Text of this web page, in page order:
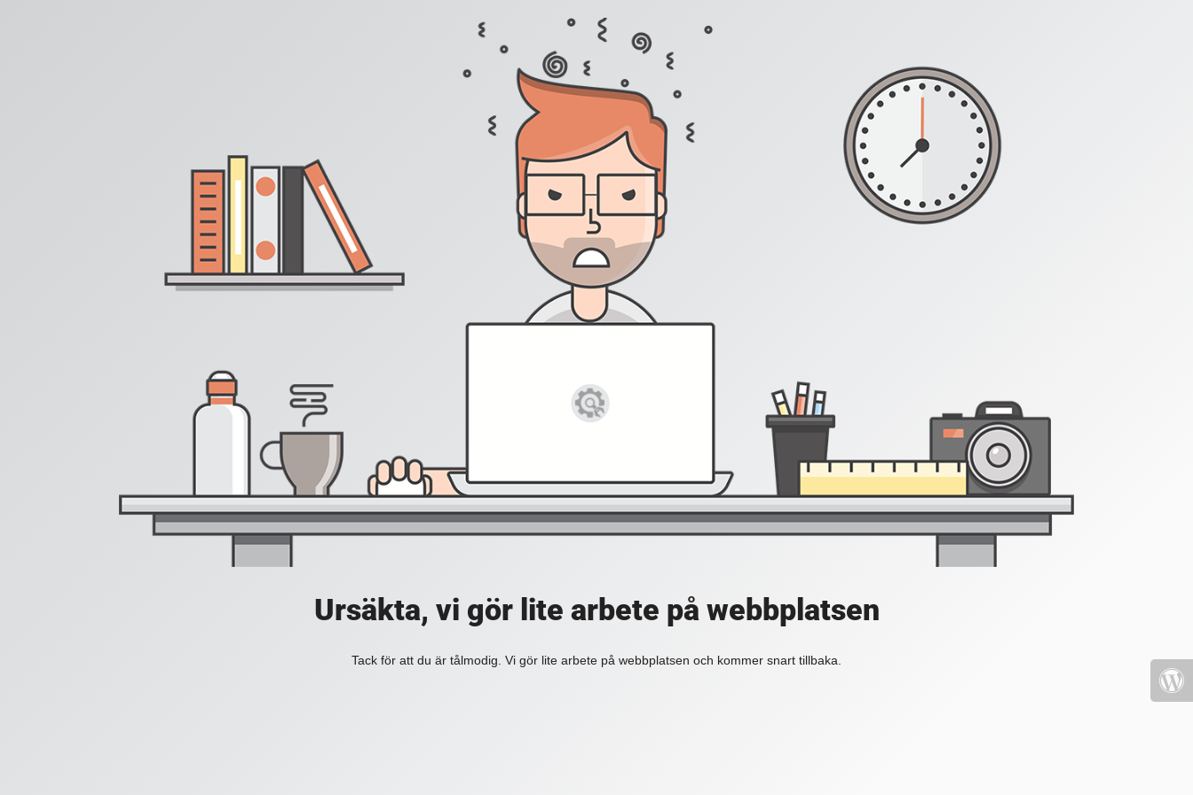
Ursäkta, vi gör lite arbete på webbplatsen
Tack för att du är tålmodig. Vi gör lite arbete på webbplatsen och kommer snart tillbaka.